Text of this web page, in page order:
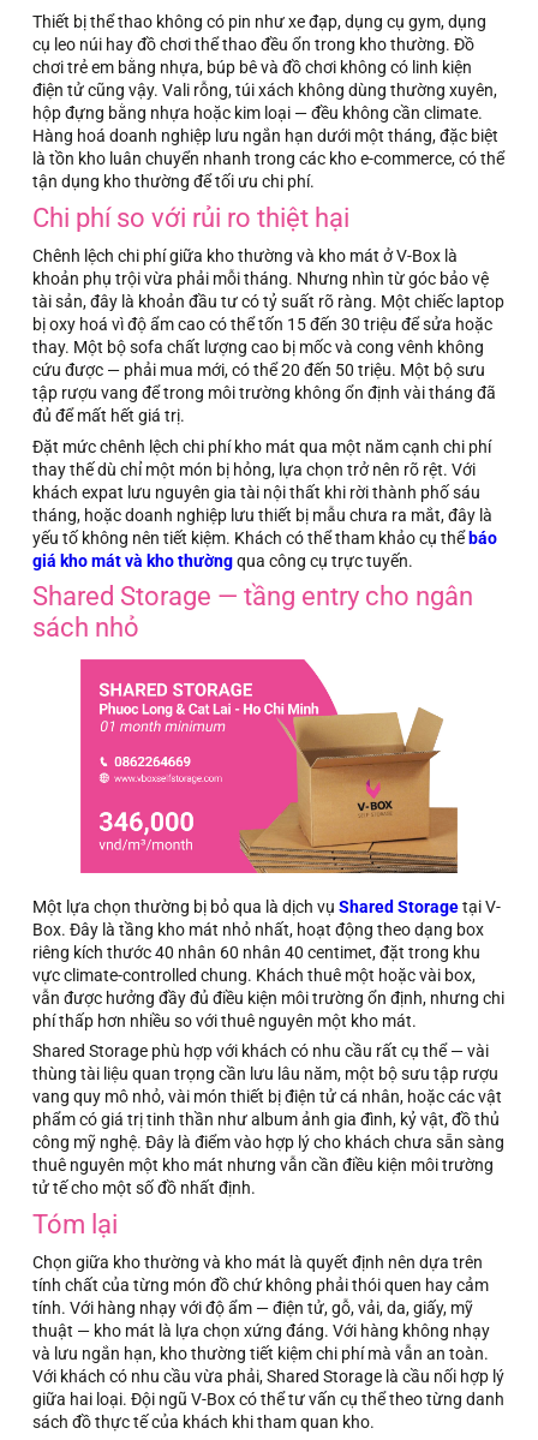
Thiết bị thể thao không có pin như xe đạp, dụng cụ gym, dụng
cụ leo núi hay đồ chơi thể thao đều ổn trong kho thường. Đồ
chơi trẻ em bằng nhựa, búp bê và đồ chơi không có linh kiện
điện tử cũng vậy. Vali rỗng, túi xách không dùng thường xuyên,
hộp đựng bằng nhựa hoặc kim loại — đều không cần climate.
Hàng hoá doanh nghiệp lưu ngắn hạn dưới một tháng, đặc biệt
là tồn kho luân chuyển nhanh trong các kho e-commerce, có thể
tận dụng kho thường để tối ưu chi phí.
Chi phí so với rủi ro thiệt hại
Chênh lệch chi phí giữa kho thường và kho mát ở V-Box là
khoản phụ trội vừa phải mỗi tháng. Nhưng nhìn từ góc bảo vệ
tài sản, đây là khoản đầu tư có tỷ suất rõ ràng. Một chiếc laptop
bị oxy hoá vì độ ẩm cao có thể tốn 15 đến 30 triệu để sửa hoặc
thay. Một bộ sofa chất lượng cao bị mốc và cong vênh không
cứu được — phải mua mới, có thể 20 đến 50 triệu. Một bộ sưu
tập rượu vang để trong môi trường không ổn định vài tháng đã
đủ để mất hết giá trị.
Đặt mức chênh lệch chi phí kho mát qua một năm cạnh chi phí
thay thế dù chỉ một món bị hỏng, lựa chọn trở nên rõ rệt. Với
khách expat lưu nguyên gia tài nội thất khi rời thành phố sáu
tháng, hoặc doanh nghiệp lưu thiết bị mẫu chưa ra mắt, đây là
yếu tố không nên tiết kiệm. Khách có thể tham khảo cụ thểbáo
giá kho mát và kho thườngqua công cụ trực tuyến.
Shared Storage — tầng entry cho ngân
sách nhỏ
Một lựa chọn thường bị bỏ qua là dịch vụ Shared Storagetại V-
Box. Đây là tầng kho mát nhỏ nhất, hoạt động theo dạng box
riêng kích thước 40 nhân 60 nhân 40 centimet, đặt trong khu
vực climate-controlled chung. Khách thuê một hoặc vài box,
vẫn được hưởng đầy đủ điều kiện môi trường ổn định, nhưng chi
phí thấp hơn nhiều so với thuê nguyên một kho mát.
Shared Storage phù hợp với khách có nhu cầu rất cụ thể — vài
thùng tài liệu quan trọng cần lưu lâu năm, một bộ sưu tập rượu
vang quy mô nhỏ, vài món thiết bị điện tử cá nhân, hoặc các vật
phẩm có giá trị tinh thần như album ảnh gia đình, kỷ vật, đồ thủ
công mỹ nghệ. Đây là điểm vào hợp lý cho khách chưa sẵn sàng
thuê nguyên một kho mát nhưng vẫn cần điều kiện môi trường
tử tế cho một số đồ nhất định.
Tóm lại
Chọn giữa kho thường và kho mát là quyết định nên dựa trên
tính chất của từng món đồ chứ không phải thói quen hay cảm
tính. Với hàng nhạy với độ ẩm — điện tử, gỗ, vải, da, giấy, mỹ
thuật — kho mát là lựa chọn xứng đáng. Với hàng không nhạy
và lưu ngắn hạn, kho thường tiết kiệm chi phí mà vẫn an toàn.
Với khách có nhu cầu vừa phải, Shared Storage là cầu nối hợp lý
giữa hai loại. Đội ngũ V-Box có thể tư vấn cụ thể theo từng danh
sách đồ thực tế của khách khi tham quan kho.